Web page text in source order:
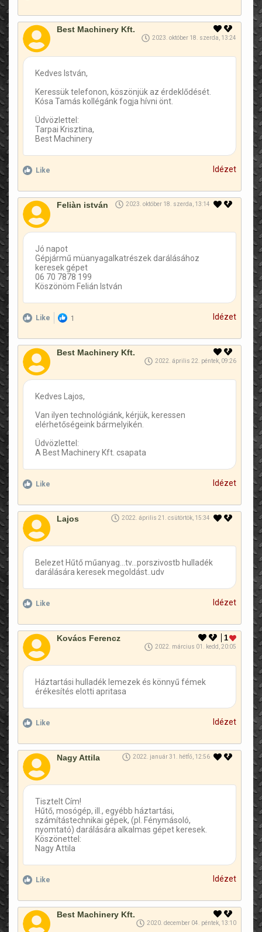
Best Machinery Kft.
2023. október 18. szerda, 13:24
Kedves István,
Keressük telefonon, köszönjük az érdeklődését.
Kósa Tamás kollégánk fogja hívni önt.
Üdvözlettel:
Tarpai Krisztina,
Best Machinery
Like Idézet
Feliàn istván 2023. október 18. szerda, 13:14
Jó napot
Gépjármű müanyagalkatrészek darálásához
keresek gépet
06 70 7878 199
Köszönöm Felián István
Like 1 Idézet
Best Machinery Kft.
2022. április 22. péntek, 09:26
Kedves Lajos,
Van ilyen technológiánk, kérjük, keressen
elérhetőségeink bármelyikén.
Üdvözlettel:
A Best Machinery Kft. csapata
Like Idézet
Lajos 2022. április 21. csütörtök, 15:34
Belezet Hűtő műanyag...tv...porszivostb hulladék
darálására keresek megoldást..udv
Like Idézet
1
Kovács Ferencz
2022. március 01. kedd, 20:05
Háztartási hulladék lemezek és könnyű fémek
érékesítés elotti apritasa
Like Idézet
Nagy Attila 2022. január 31. hétfő, 12:56
Tisztelt Cím!
Hűtő, mosógép, ill., egyébb háztartási,
számítástechnikai gépek, (pl. Fénymásoló,
nyomtató) darálására alkalmas gépet keresek.
Köszönettel:
Nagy Attila
Like Idézet
Best Machinery Kft.
2020. december 04. péntek, 13:10